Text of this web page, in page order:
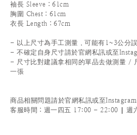
袖長 Sleeve：61cm
胸圍 Chest：61cm
衣長 Length：67cm
- 以上尺寸為手工測量，可能有1~3公分
- 不確定自身尺寸請於官網私訊或至
- 尺寸比對建議拿相同的單品去做測量 /
一張
商品相關問題請於官網私訊或至
客服時間 ：週一四五 17:00 - 22:00 | 週